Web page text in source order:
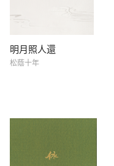
明月照人還
松蔭十年